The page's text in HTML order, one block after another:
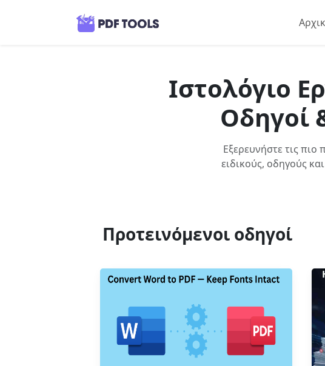
Ιστολόγιο
Οδηγοί
Εξερευνήστε τις
ειδικούς, οδηγούς
Προτεινόμενοι οδηγοί